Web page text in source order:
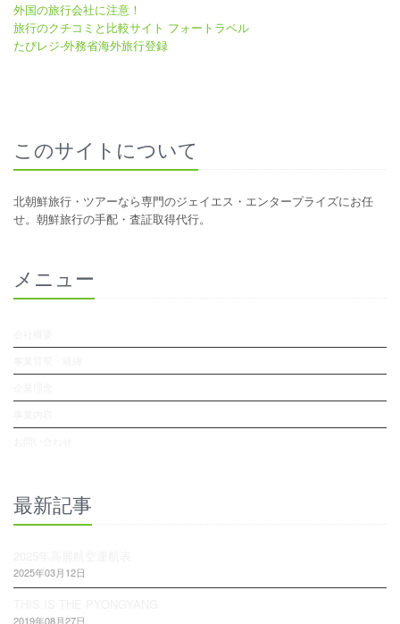
外国の旅行会社に注意！
旅行のクチコミと比較サイト フォートラベル
たびレジ-外務省海外旅行登録
このサイトについて
北朝鮮旅行・ツアーなら専門のジェイエス・エンタープライズにお任
せ。朝鮮旅行の手配・査証取得代行。
メニュー
最新記事
2025年03月12日
2019年08月27日